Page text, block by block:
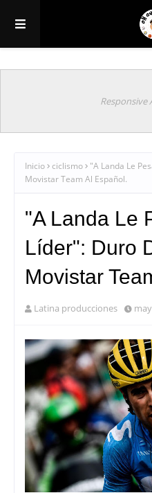
Responsive
Inicio ciclismo
"A Landa Le
Movistar Team Al Español.
"A Landa Le
Líder": Duro
Movistar
Latina producciones